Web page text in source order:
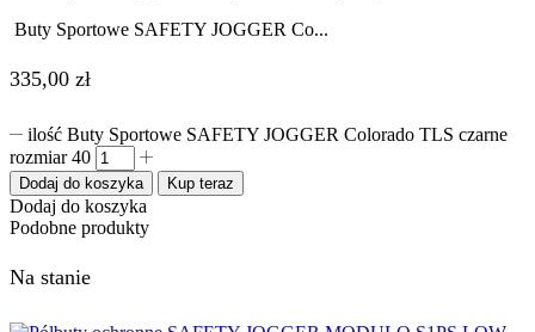
Buty Sportowe SAFETY JOGGER Co...
335,00 zł
ilość Buty Sportowe SAFETY JOGGER Colorado TLS czarne
rozmiar 40
Dodaj do koszyka Kup teraz
Dodaj do koszyka
Podobne produkty
Na stanie